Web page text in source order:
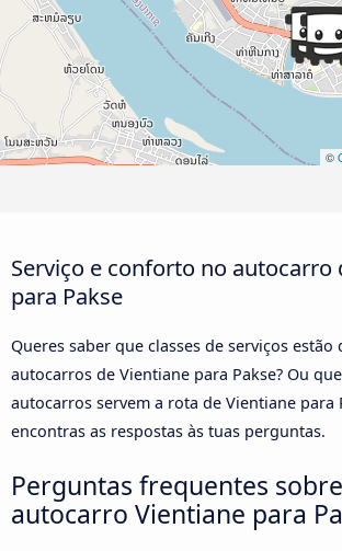
©
Serviço e conforto no autocarro
para Pakse
Queres saber que classes de serviços
autocarros de Vientiane para Pakse? Ou
autocarros servem a rota de Vientiane para
encontras as respostas às tuas perguntas.
Perguntas frequentes
autocarro Vientiane para